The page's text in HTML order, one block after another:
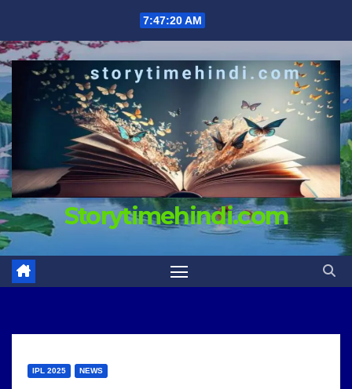
content
7:47:21 AM
Storytimehindi.com
IPL 2025 NEWS